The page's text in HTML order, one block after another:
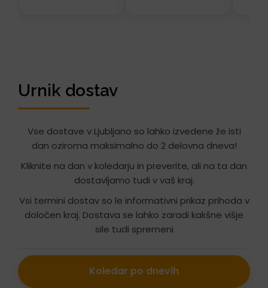
Urnik dostav
Vse dostave v Ljubljano so lahko izvedene že isti
dan oziroma maksimalno do 2 delovna dneva!
Kliknite na dan v koledarju in preverite, ali na ta dan
dostavljamo tudi v vaš kraj.
Vsi termini dostav so le informativni prikaz prihoda v
določen kraj. Dostava se lahko zaradi kakšne višje
sile tudi spremeni
Koledar po dnevih